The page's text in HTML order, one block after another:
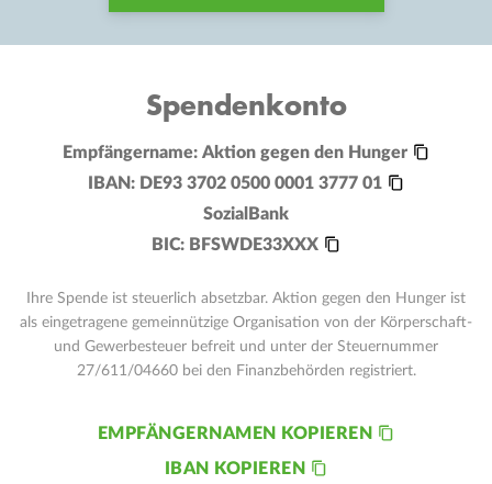
Spendenkonto
Empfängername: Aktion gegen den Hunger
IBAN: DE93 3702 0500 0001 3777 01
SozialBank
BIC: BFSWDE33XXX
Ihre Spende ist steuerlich absetzbar. Aktion gegen den Hunger ist
als eingetragene gemeinnützige Organisation von der Körperschaft-
und Gewerbesteuer befreit und unter der Steuernummer
27/611/04660 bei den Finanzbehörden registriert.
EMPFÄNGERNAMEN KOPIEREN
IBAN KOPIEREN